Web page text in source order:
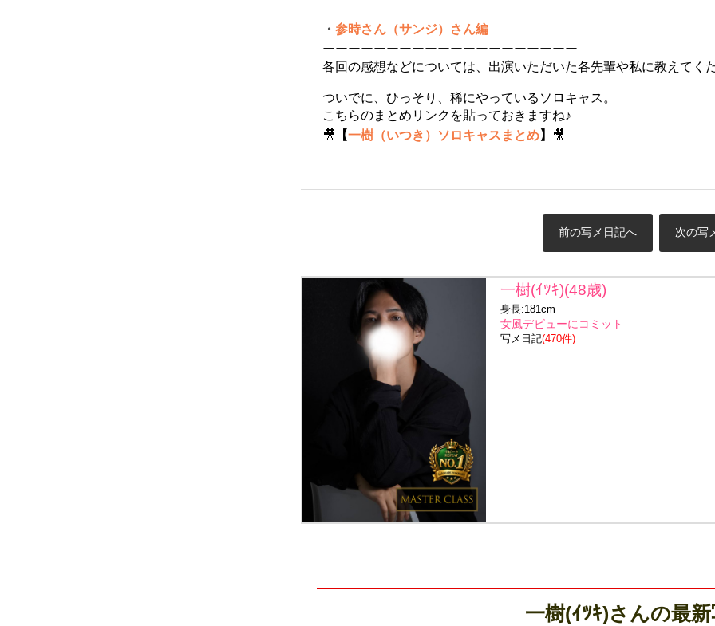
・ 参時さん（サンジ）さん編
ーーーーーーーーーーーーーーーーーーーー
各回の感想などについては、出演いただいた各先輩や私に教えてく
ついでに、ひっそり、稀にやっているソロキャス。
こちらのまとめリンクを貼っておきますね♪
🎥
【一樹（いつき）ソロキャスまとめ】 🎥
前の写メ日記へ 次の写
一樹(ｲﾂｷ)(48歳)
身長:181cm
女風デビューにコミット
写メ日記(470件)
一樹(ｲﾂｷ)さんの最